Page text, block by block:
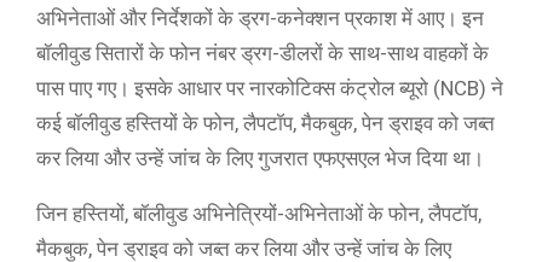
अभिनेताओं और निर्देशकों के ड्रग-कनेक्शन प्रकाश में आए। इन
बॉलीवुड सितारों के फोन नंबर ड्रग-डीलरों के साथ-साथ वाहकों के
पास पाए गए। इसके आधार पर नारकोटिक्स कंट्रोल ब्यूरो (NCB) ने
कई बॉलीवुड हस्तियों के फोन, लैपटॉप, मैकबुक, पेन ड्राइव को जब्त
कर लिया और उन्हें जांच के लिए गुजरात एफएसएल भेज दिया था।
जिन हस्तियों, बॉलीवुड अभिनेत्रियों-अभिनेताओं के फोन, लैपटॉप,
मैकबुक, पेन ड्राइव को जब्त कर लिया और उन्हें जांच के लिए